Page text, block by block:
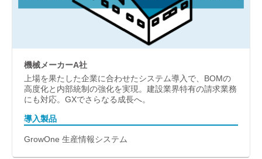
機械メーカーA社
上場を果たした企業に合わせたシステム導入で、BOMの
高度化と内部統制の強化を実現。建設業界特有の請求業務
にも対応。GXでさらなる成長へ。
導入製品
GrowOne 生産情報システム